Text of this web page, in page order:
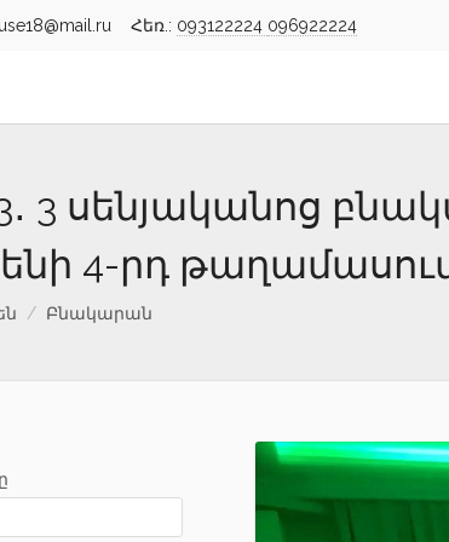
Հեռ.: 093122224 096922224
3 սենյականոց
4-րդ
Բնակարան